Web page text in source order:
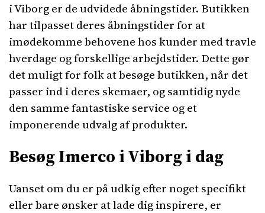
i Viborg er de udvidede åbningstider. Butikken
har tilpasset deres åbningstider for at
imødekomme behovene hos kunder med travle
hverdage og forskellige arbejdstider. Dette gør
det muligt for folk at besøge butikken, når det
passer ind i deres skemaer, og samtidig nyde
den samme fantastiske service og et
imponerende udvalg af produkter.
Besøg Imerco i Viborg i dag
Uanset om du er på udkig efter noget specifikt
eller bare ønsker at lade dig inspirere, er